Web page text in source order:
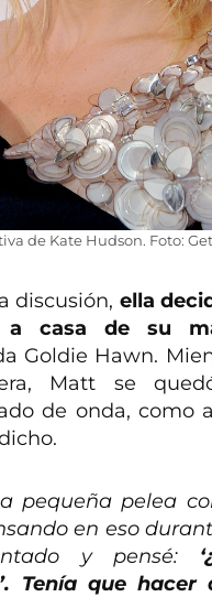
de Kate Hudson. Foto:
discusión, ella
a casa de su
Goldie Hawn.
Matt se
de onda, como
pequeña pelea
en eso
y pensé:
Tenía que hacer